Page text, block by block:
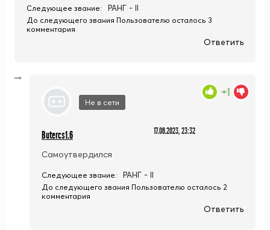
Следующее звание: РАНГ - II
До следующего звания Пользователю осталось 3
комментария
Ответить
Не в сети
Butercs1.6 17.06.2023, 23:32
Самоутвердился
+1
Следующее звание: РАНГ - II
До следующего звания Пользователю осталось 2
комментария
Ответить